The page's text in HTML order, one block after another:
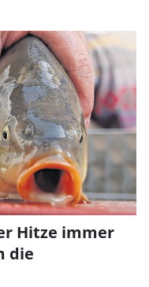
Hitze immer
die